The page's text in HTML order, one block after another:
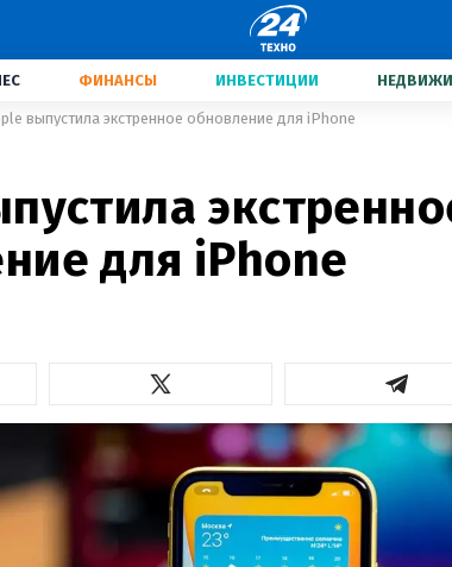
ФИНАНСЫ ИНВЕСТИЦИИ
выпустила экстренное обновление для iPhone
для iPhone